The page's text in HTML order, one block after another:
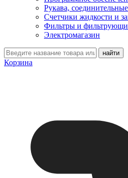
Рукава,
Счетчики жидкости и
Фильтры и
Электромагазин
Корзина